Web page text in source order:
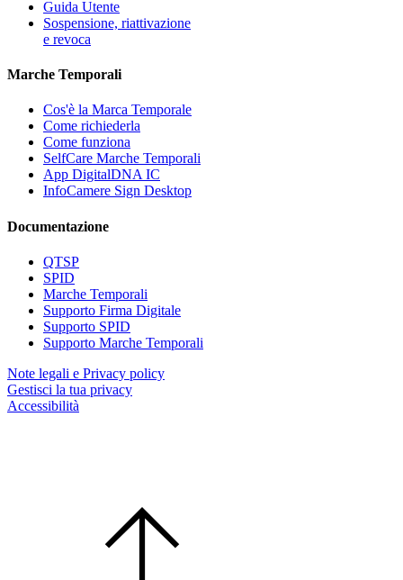
Guida Utente
Sospensione, riattivazione
e revoca
Marche Temporali
Cos'è la Marca Temporale
Come richiederla
Come funziona
SelfCare Marche Temporali
App DigitalDNA IC
InfoCamere Sign Desktop
Documentazione
QTSP
SPID
Marche Temporali
Supporto Firma Digitale
Supporto SPID
Supporto Marche Temporali
Note legali e Privacy policy
Gestisci la tua privacy
Accessibilità